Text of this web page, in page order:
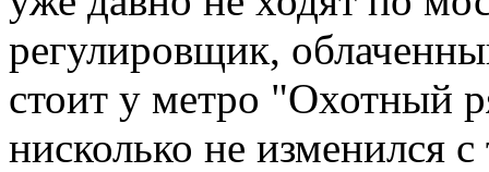
регулировщик,
стоит у метро "Охотный
нисколько не изменился с